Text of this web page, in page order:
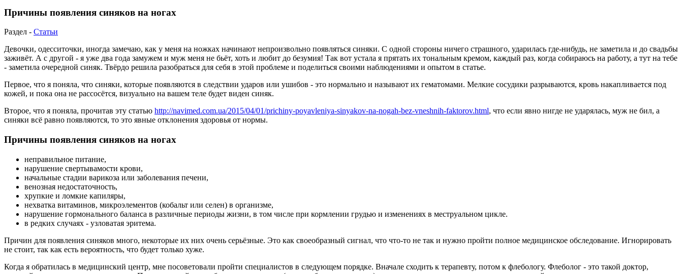
Причины появления синяков на ногах
Раздел - Статьи
Девочки, одесситочки, иногда замечаю, как у меня на ножках начинают непроизвольно появляться синяки. С одной стороны ничего страшного, ударилась где-нибудь, не заметила и до свадьбы
заживёт. А с другой - я уже два года замужем и муж меня не бьёт, хоть и любит до безумия! Так вот устала я прятать их тональным кремом, каждый раз, когда собираюсь на работу, а тут на тебе
- заметила очередной синяк. Твёрдо решила разобраться для себя в этой проблеме и поделиться своими наблюдениями и опытом в статье.
Первое, что я поняла, что синяки, которые появляются в следствии ударов или ушибов - это нормально и называют их гематомами. Мелкие сосудики разрываются, кровь накапливается под
кожей, и пока она не рассосётся, визуально на вашем теле будет виден синяк.
Второе, что я поняла, прочитав эту статью http://navimed.com.ua/2015/04/01/prichiny-poyavleniya-sinyakov-na-nogah-bez-vneshnih-faktorov.html, что если явно нигде не ударялась, муж не бил, а
синяки всё равно появляются, то это явные отклонения здоровья от нормы.
Причины появления синяков на ногах
неправильное питание,
нарушение свертывамости крови,
начальные стадии варикоза или заболевания печени,
венозная недостаточность,
хрупкие и ломкие капиляры,
нехватка витаминов, микроэлементов (кобальт или селен) в организме,
нарушение гормонального баланса в различные периоды жизни, в том числе при кормлении грудью и изменениях в меструальном цикле.
в редких случаях - узловатая эритема.
Причин для появления синяков много, некоторые их них очень серьёзные. Это как своеобразный сигнал, что что-то не так и нужно пройти полное медицинское обследование. Игнорировать
не стоит, так как есть вероятность, что будет только хуже.
Когда я обратилась в медицинский центр, мне посоветовали пройти специалистов в следующем порядке. Вначале сходить к терапевту, потом к флебологу. Флеболог - это такой доктор,